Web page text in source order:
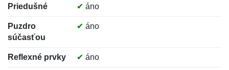
Priedušné ✔ áno
Puzdro
súčasťou
✔ áno
Reflexné prvky ✔ áno